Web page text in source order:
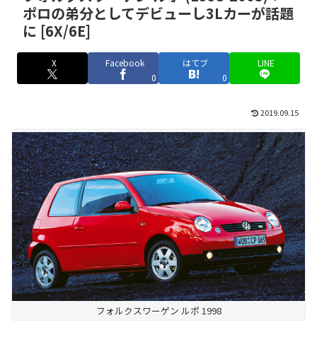
ポロの弟分としてデビューし3Lカーが話題
に [6X/6E]
X
Facebook
0
はてブ
0
LINE
2019.09.15
フォルクスワーゲン ルポ 1998